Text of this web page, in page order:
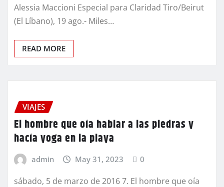
Alessia Maccioni Especial para Claridad Tiro/Beirut
(El Líbano), 19 ago.- Miles…
READ MORE
VIAJES
El hombre que oía hablar a las piedras y
hacía yoga en la playa
admin May 31, 2023 0
sábado, 5 de marzo de 2016 7. El hombre que oía